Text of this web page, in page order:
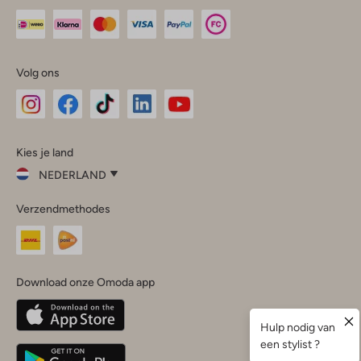
Volg ons
InstagramFacebook
Kies je land
NEDERLAND
je
land
Nederland
Belgique(Français)
Deutschland
Verzendmethodes
Download onze Omoda app